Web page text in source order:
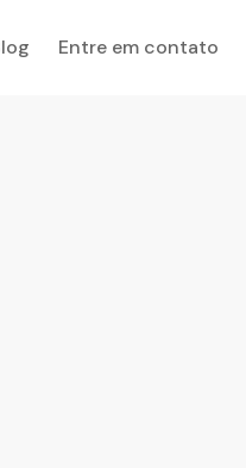
Entre em contato